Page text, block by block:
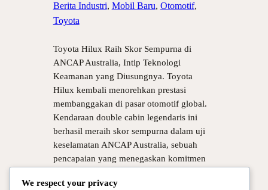
Berita Industri, Mobil Baru, Otomotif
Toyota
Toyota Hilux Raih Skor Sempurna di
ANCAP Australia, Intip Teknologi
Keamanan yang Diusungnya. Toyota
Hilux kembali menorehkan prestasi
membanggakan di pasar otomotif global.
Kendaraan double cabin legendaris ini
berhasil meraih skor sempurna dalam uji
keselamatan ANCAP Australia, sebuah
pencapaian yang menegaskan komitmen
tertinggi. Selama ini Hilux di kenal sebagai
We respect your privacy